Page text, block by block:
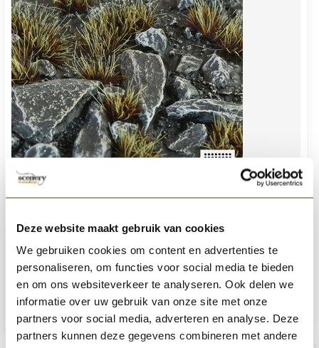
Deze website maakt gebruik van cookies
We gebruiken cookies om content en advertenties te
personaliseren, om functies voor social media te bieden
en om ons websiteverkeer te analyseren. Ook delen we
informatie over uw gebruik van onze site met onze
partners voor social media, adverteren en analyse. Deze
partners kunnen deze gegevens combineren met andere
Burned Tufts Small Tuft 6mm - GG6-BURs
Niet op voorraad